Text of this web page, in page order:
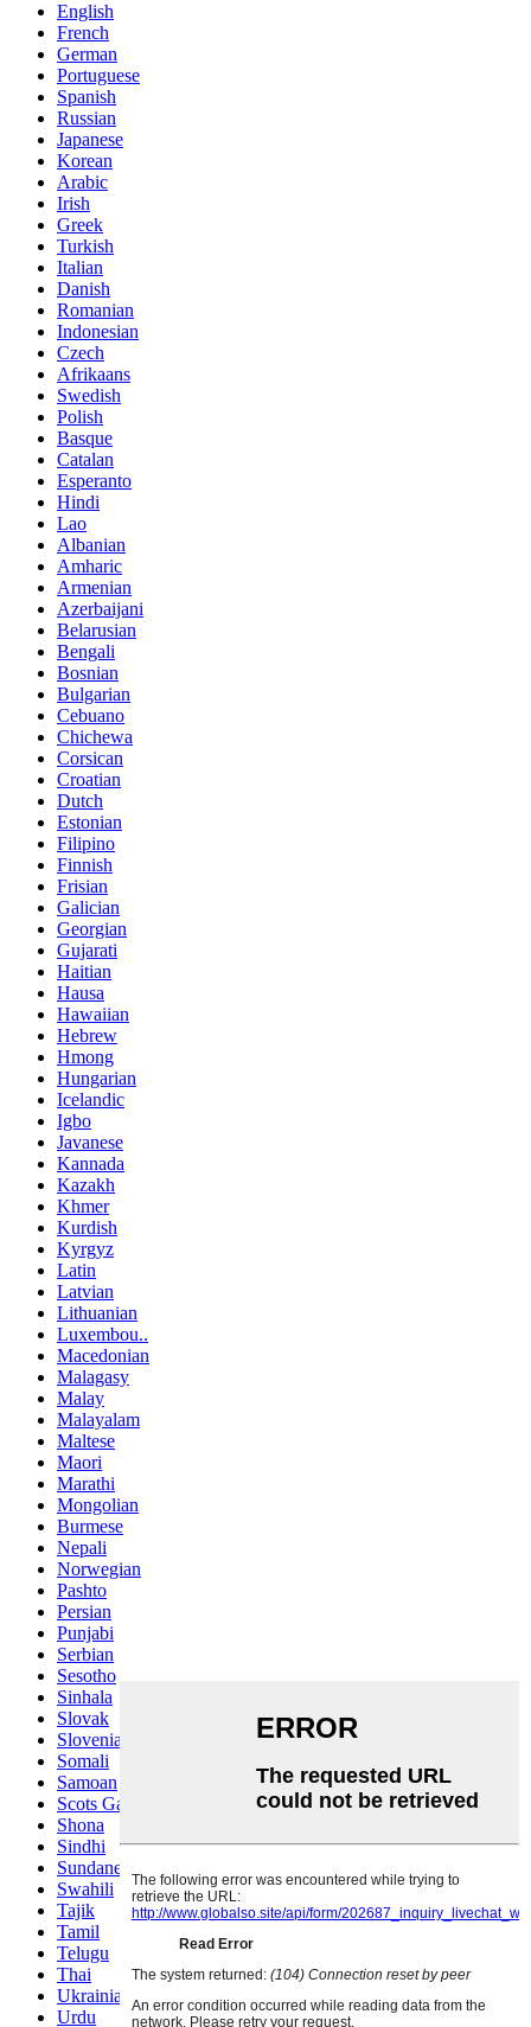
English
French
German
Portuguese
Spanish
Russian
Japanese
Korean
Arabic
Irish
Greek
Turkish
Italian
Danish
Romanian
Indonesian
Czech
Afrikaans
Swedish
Polish
Basque
Catalan
Esperanto
Hindi
Lao
Albanian
Amharic
Armenian
Azerbaijani
Belarusian
Bengali
Bosnian
Bulgarian
Cebuano
Chichewa
Corsican
Croatian
Dutch
Estonian
Filipino
Finnish
Frisian
Galician
Georgian
Gujarati
Haitian
Hausa
Hawaiian
Hebrew
Hmong
Hungarian
Icelandic
Igbo
Javanese
Kannada
Kazakh
Khmer
Kurdish
Kyrgyz
Latin
Latvian
Lithuanian
Luxembou..
Macedonian
Malagasy
Malay
Malayalam
Maltese
Maori
Marathi
Mongolian
Burmese
Nepali
Norwegian
Pashto
Persian
Punjabi
Serbian
Sesotho
Sinhala
Slovak
Slovenian
Somali
Samoan
Scots Gaelic
Shona
Sindhi
Sundanese
Swahili
Tajik
Tamil
Telugu
Thai
Ukrainian
Urdu